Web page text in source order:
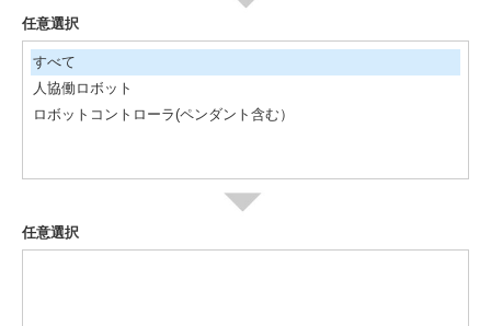
任意選択
すべて
人協働ロボット
ロボットコントローラ(ペンダント含む）
任意選択